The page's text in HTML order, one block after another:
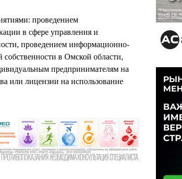
проведением
в сфере управления и
проведением информационно-
собственности в Омской области,
предпринимателям на
или лицензии на использование